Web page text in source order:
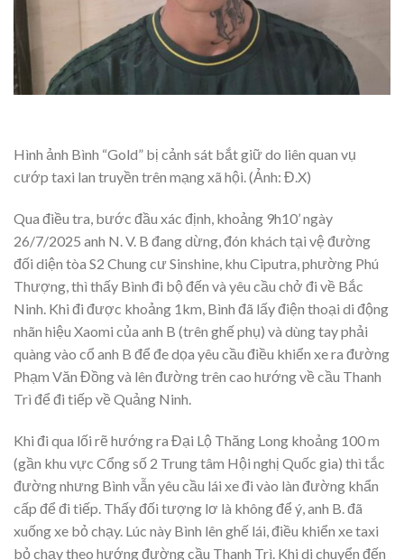
Hình ảnh Bình “Gold” bị cảnh sát bắt giữ do liên quan vụ
cướp taxi lan truyền trên mạng xã hội. (Ảnh: Đ.X)
Qua điều tra, bước đầu xác định, khoảng 9h10’ ngày
26/7/2025 anh N. V. B đang dừng, đón khách tại vệ đường
đối diện tòa S2 Chung cư Sinshine, khu Ciputra, phường Phú
Thượng, thì thấy Bình đi bộ đến và yêu cầu chở đi về Bắc
Ninh. Khi đi được khoảng 1km, Bình đã lấy điện thoại di động
nhãn hiệu Xaomi của anh B (trên ghế phụ) và dùng tay phải
quàng vào cổ anh B để đe dọa yêu cầu điều khiển xe ra đường
Phạm Văn Đồng và lên đường trên cao hướng về cầu Thanh
Trì để đi tiếp về Quảng Ninh.
Khi đi qua lối rẽ hướng ra Đại Lộ Thăng Long khoảng 100 m
(gần khu vực Cổng số 2 Trung tâm Hội nghị Quốc gia) thì tắc
đường nhưng Bình vẫn yêu cầu lái xe đi vào làn đường khẩn
cấp để đi tiếp. Thấy đối tượng lơ là không để ý, anh B. đã
xuống xe bỏ chạy. Lúc này Bình lên ghế lái, điều khiển xe taxi
bỏ chạy theo hướng đường cầu Thanh Trì. Khi di chuyển đến